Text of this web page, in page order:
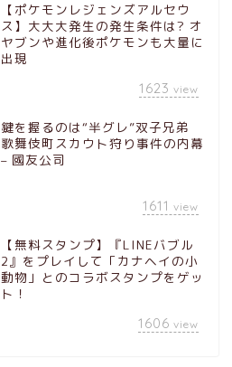
【ポケモンレジェンズアルセウ
ス】大大大発生の発生条件は? オ
ヤブンや進化後ポケモンも大量に
出現
1623 view
鍵を握るのは“半グレ”双子兄弟
歌舞伎町スカウト狩り事件の内幕
– 國友公司
1611 view
【無料スタンプ】『LINEバブル
2』をプレイして「カナヘイの小
動物」とのコラボスタンプをゲッ
ト！
1606 view